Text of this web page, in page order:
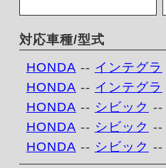
対応車種/型式
HONDA -- インテグラ
HONDA -- インテグラ
HONDA -- シビック --
HONDA -- シビック --
HONDA -- シビック --